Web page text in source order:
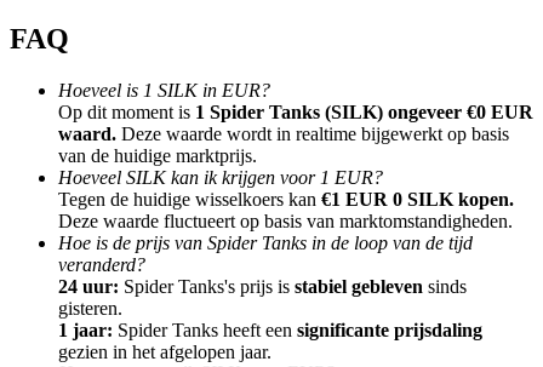
Tot 65% commissies!
Doorverwijzing
Nodig een vriend uit om contante beloningen te ontvangen
BTC Welcome Rewards
FAQ
Hoeveel is 1 SILK in EUR?
Op dit moment is 1 Spider Tanks (SILK) ongeveer €0 EUR
waard. Deze waarde wordt in realtime bijgewerkt op basis
van de huidige marktprijs.
Hoeveel SILK kan ik krijgen voor 1 EUR?
Tegen de huidige wisselkoers kan €1 EUR 0 SILK kopen.
Deze waarde fluctueert op basis van marktomstandigheden.
Hoe is de prijs van Spider Tanks in de loop van de tijd
veranderd?
24 uur: Spider Tanks's prijs is stabiel gebleven sinds
gisteren.
1 jaar: Spider Tanks heeft een significante prijsdaling
gezien in het afgelopen jaar.